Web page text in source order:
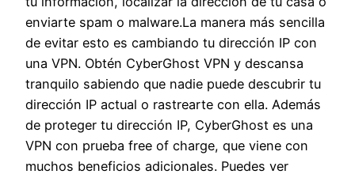
enviarte spam o malware.La manera más sencilla
de evitar esto es cambiando tu dirección IP con
una VPN. Obtén CyberGhost VPN y descansa
tranquilo sabiendo que nadie puede descubrir tu
dirección IP actual o rastrearte con ella. Además
de proteger tu dirección IP, CyberGhost es una
VPN con prueba free of charge, que viene con
muchos beneficios adicionales. Puedes ver